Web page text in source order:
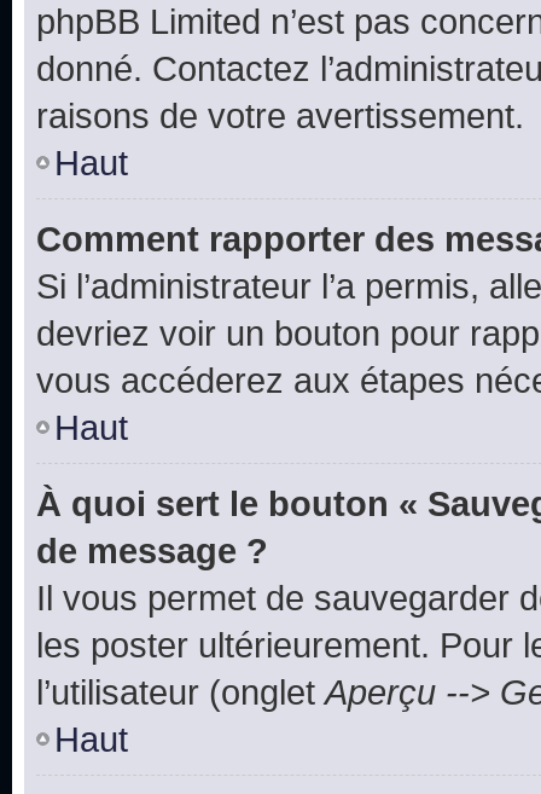
phpBB Limited n’est pas
donné. Contactez
raisons de votre avertissement.
Haut
Comment rapporter des
Si l’administrateur l’a permis,
devriez voir un bouton pour
vous accéderez aux étapes
Haut
À quoi sert le bouton «
de message ?
Il vous permet de sauvegarder
les poster ultérieurement. Pour
l’utilisateur (ongletAperçu -->
Haut